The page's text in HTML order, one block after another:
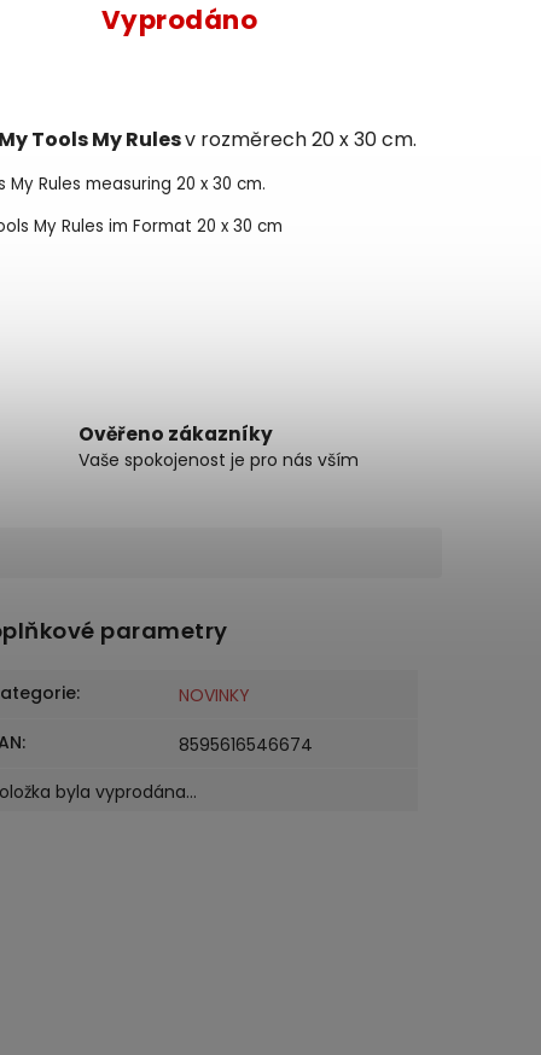
Vyprodáno
My Tools My Rulesv rozměrech 20 x 30 cm.
My Rules measuring 20 x 30 cm.
My Rules im Format 20 x 30 cm
Ověřeno zákazníky
Vaše spokojenost je pro nás vším
parametry
:
NOVINKY
:
8595616546674
byla vyprodána…